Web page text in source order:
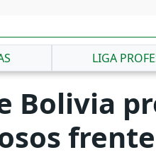
LIGA
Bolivia